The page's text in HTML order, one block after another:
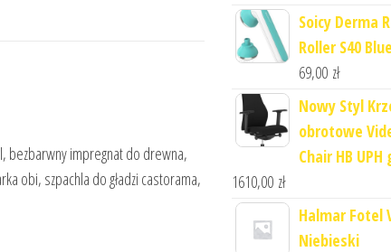
bezbarwny impregnat do drewna,
obi, szpachla do gładzi castorama,
Soicy Derma
Roller S40 Blue
69,00 zł
Nowy Styl
obrotowe
Chair HB
1610,00 zł
Halmar Fotel
Niebieski